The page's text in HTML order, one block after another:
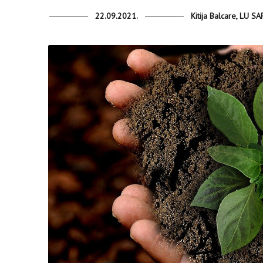
22.09.2021. Kitija Balcare, LU